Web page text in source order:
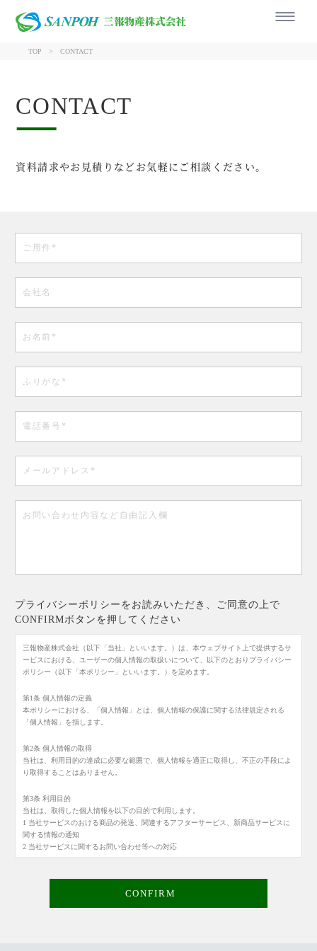
TOP CONTACT
CONTACT
資料請求やお見積りなどお気軽にご相談ください。
プライバシーポリシーをお読みいただき、ご同意の上で
CONFIRMボタンを押してください
三報物産株式会社（以下「当社」といいます。）は、本ウェブサイト上で提供するサ
ービスにおける、ユーザーの個人情報の取扱いについて、以下のとおりプライバシー
ポリシー（以下「本ポリシー」といいます。）を定めます。
第1条 個人情報の定義
本ポリシーにおける、「個人情報」とは、個人情報の保護に関する法律規定される
「個人情報」を指します。
第2条 個人情報の取得
当社は、利用目的の達成に必要な範囲で、個人情報を適正に取得し、不正の手段によ
り取得することはありません。
第3条 利用目的
当社は、取得した個人情報を以下の目的で利用します。
1 当社サービスのおける商品の発送、関連するアフターサービス、新商品サービスに
関する情報の通知
2 当社サービスに関するお問い合わせ等への対応
3 当社サービスに関する規約等の変更等の通知
当社は、法令に定められた場合を除き、あらかじめ利用者の同意を得ないで、第三者
(日本国外にあるも者を含みます。)に個人情報を提供しません。